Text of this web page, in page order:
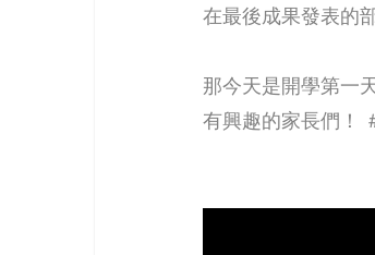
在最後成果發表的
那今天是開學第一
有興趣的家長們！